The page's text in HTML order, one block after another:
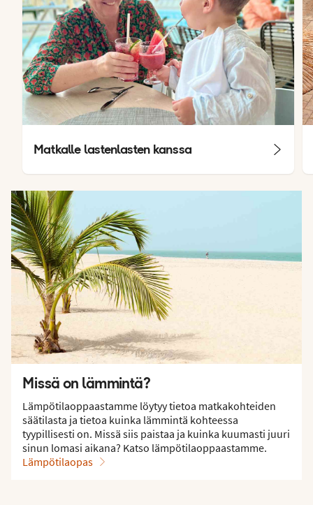
Matkalle lastenlasten kanssa
Missä on lämmintä?
Lämpötilaoppaastamme löytyy tietoa matkakohteiden
säätilasta ja tietoa kuinka lämmintä kohteessa
tyypillisesti on. Missä siis paistaa ja kuinka kuumasti juuri
sinun lomasi aikana? Katso lämpötilaoppaastamme.
Lämpötilaopas